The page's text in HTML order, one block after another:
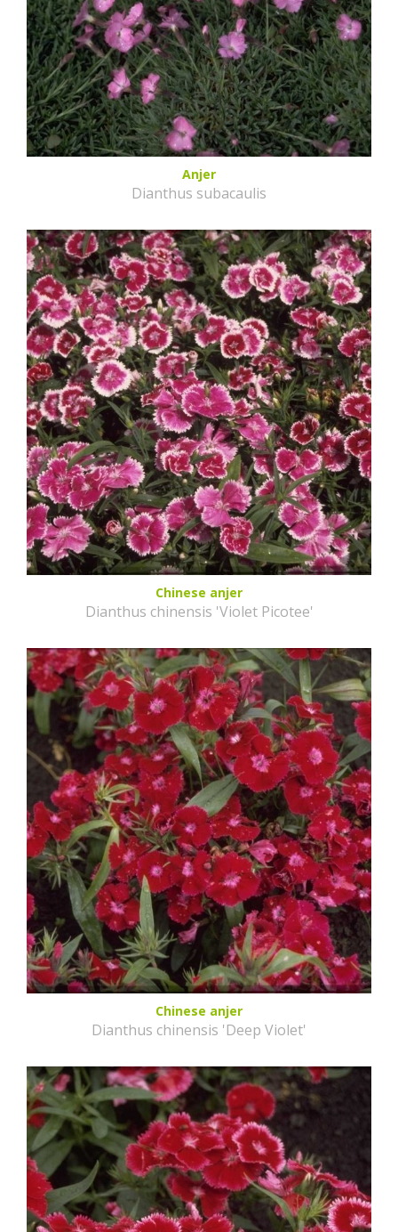
Anjer
Dianthus subacaulis
Chinese anjer
Dianthus chinensis 'Violet Picotee'
Chinese anjer
Dianthus chinensis 'Deep Violet'